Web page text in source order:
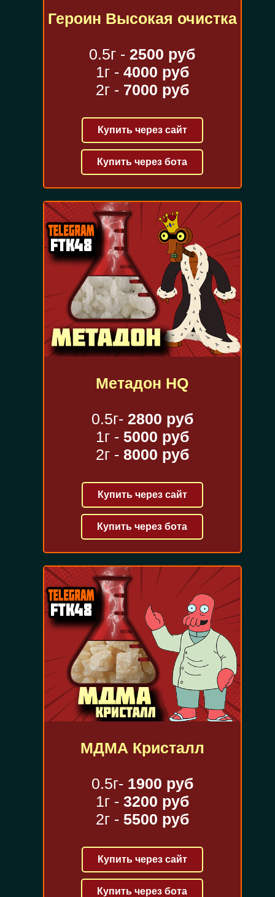
Героин Высокая очистка
0.5г -2500 руб
1г - 4000 руб
2г - 7000 руб
Купить через сайт
Купить через бота
Метадон HQ
0.5г- 2800 руб
1г - 5000 руб
2г - 8000 руб
Купить через сайт
Купить через бота
МДМА Кристалл
0.5г- 1900 руб
1г - 3200 руб
2г - 5500 руб
Купить через сайт
Купить через бота